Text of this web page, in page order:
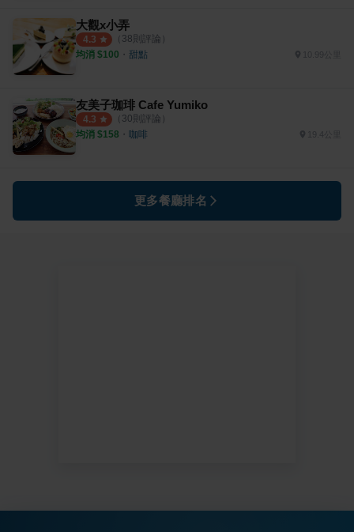
大觀x小弄
4.3 （ 38則評論）
均消 $100 ・ 甜點
友美子珈琲 Cafe Yumiko
4.3 （ 30則評論）
均消 $158 ・ 咖啡 19.4公里
更多餐廳排名